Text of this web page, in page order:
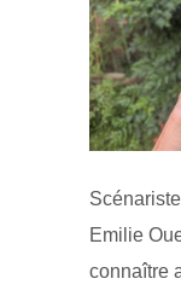
Emilie
connaître